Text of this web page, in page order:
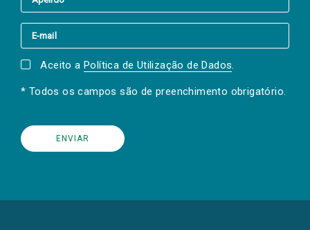
Aceito a Política de Utilização de Dados.
* Todos os campos são de preenchimento obrigatório.